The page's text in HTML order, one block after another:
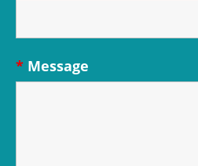
Message
*